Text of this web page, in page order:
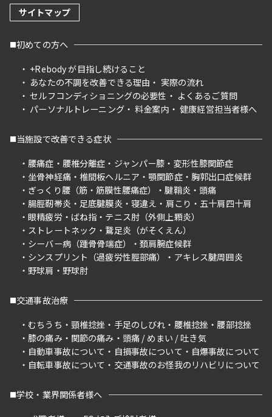
サイトマップ
初めての方へ
+Rebody が目指し続けること
あなたの不調を改善できる理由
実際の流れ
セルフコンディショニングの必要性
よくあるご質問
パーソナルトレーニング
料金案内 健康経営担当者様へ
当施設で改善できる症状
腰痛症
腰椎分離症 ジャンパー膝
変形性膝関節症
坐骨神経痛
椎間板ヘルニア 顎関節症
胸郭出口症候群
ぎっくり腰（筋・筋膜性腰痛症）
腱鞘炎
頭痛
腸脛靭帯炎
足底腱膜炎 寝違え 肩こり
五十肩四十肩
眼精疲労
ばね指
テニス肘（外側上顆炎）
ストレートネック
鵞足炎（がそくえん）
シーバー病（踵骨骨端症）
頚肩腕症候群
シンスプリント（過疲労性脛部痛）
アキレス腱周囲炎
野球肩
野球肘
交通事故治療
むちうち
頸椎捻挫 手足のしびれ 腰椎捻挫
腰部捻挫
膝の痛み
関節の痛み
頭痛 / めまい / 吐き気
自動車事故について
自損事故について
自爆事故について
自転車事故について
交通事故のお怪我のリハビリについて
学校・業界関係者様へ